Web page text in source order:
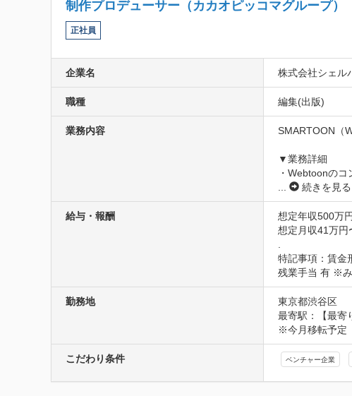
制作プロデューサー（カカオピッコマグループ）
正社員
企業名 株式会社シェル
職種 編集(出版)
業務内容 SMARTOON（
▼業務詳細
・Webtoonのコ
続きを見る
給与・報酬
想定年収500万
想定月収41万円
特記事項：賃金
残業手当 有 ※
勤務地
東京都渋谷区
最寄駅：【最寄
※今月移転予定
こだわり条件 ベンチャー企業